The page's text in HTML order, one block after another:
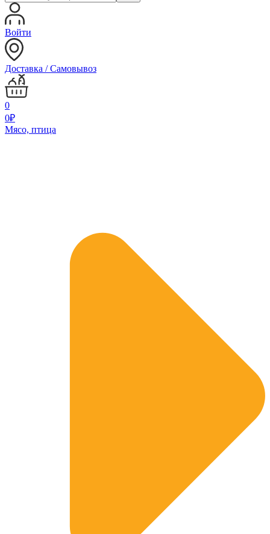
Войти
Доставка / Самовывоз
0
0₽
Мясо, птица